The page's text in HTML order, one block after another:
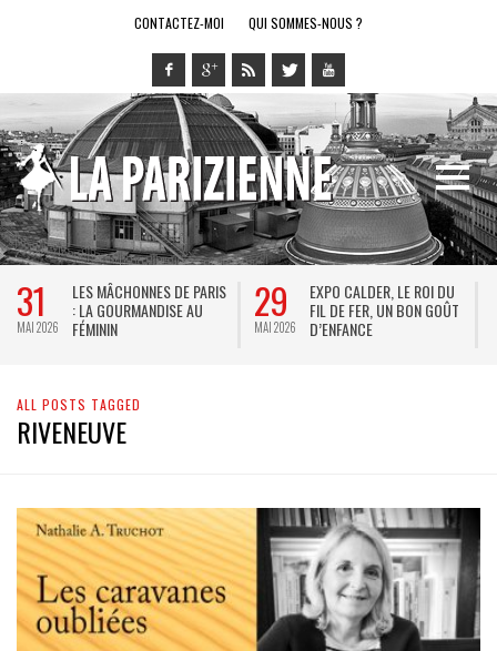
CONTACTEZ-MOI QUI SOMMES-NOUS ?
31
MAI 2026
LES MÂCHONNES DE PARIS
: LA GOURMANDISE AU
FÉMININ
29
MAI 2026
EXPO CALDER, LE ROI DU
FIL DE FER, UN BON GOÛT
D’ENFANCE
ALL POSTS TAGGED
RIVENEUVE